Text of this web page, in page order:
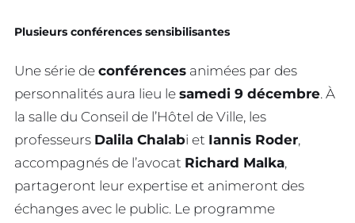
Plusieurs conférences sensibilisantes
Une série de conférences animées par des
personnalités aura lieu le samedi 9 décembre. À
la salle du Conseil de l’Hôtel de Ville, les
professeurs Dalila Chalabi et Iannis Roder,
accompagnés de l’avocat Richard Malka,
partageront leur expertise et animeront des
échanges avec le public. Le programme